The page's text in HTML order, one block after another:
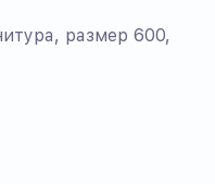
размер 600,